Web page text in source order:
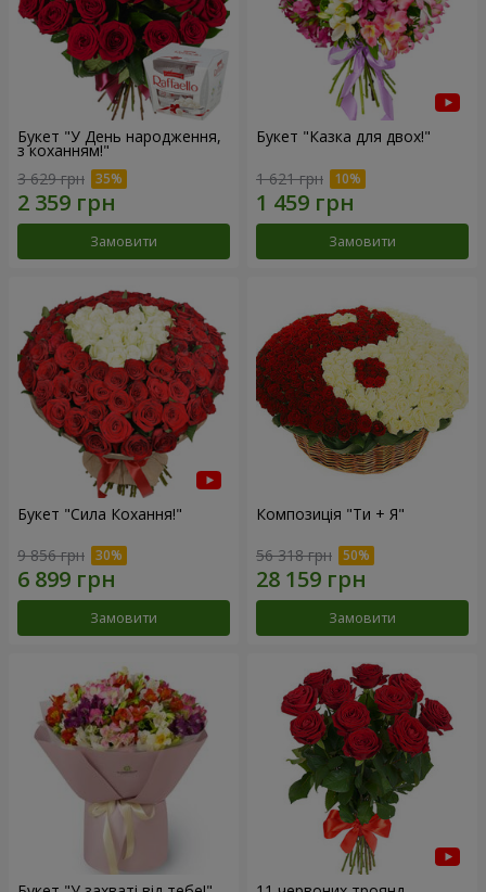
Букет "У День народження,
з коханням!"
3 629 грн
Замовити
Букет "Казка для двох!"
1 621 грн
Замовити
Букет "Сила Кохання!"
9 856 грн
Замовити
Композиція "Ти + Я"
56 318 грн
Замовити